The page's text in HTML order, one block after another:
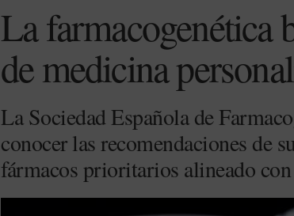
La farmacogenética
de medicina
La Sociedad Española de
conocer las recomendaciones de
fármacos prioritarios alineado